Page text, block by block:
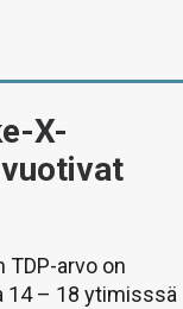
X-
arvo on
14 – 18 ytimisssä